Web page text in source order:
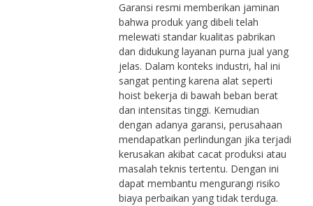
Garansi resmi memberikan jaminan
bahwa produk yang dibeli telah
melewati standar kualitas pabrikan
dan didukung layanan purna jual yang
jelas. Dalam konteks industri, hal ini
sangat penting karena alat seperti
hoist bekerja di bawah beban berat
dan intensitas tinggi. Kemudian
dengan adanya garansi, perusahaan
mendapatkan perlindungan jika terjadi
kerusakan akibat cacat produksi atau
masalah teknis tertentu. Dengan ini
dapat membantu mengurangi risiko
biaya perbaikan yang tidak terduga.